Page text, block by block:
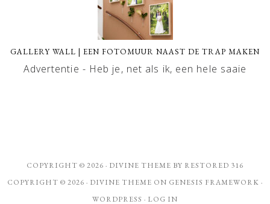
GALLERY WALL | EEN FOTOMUUR NAAST DE TRAP MAKEN
Advertentie - Heb je, net als ik, een hele saaie
COPYRIGHT © 2026 · DIVINE THEME BY RESTORED 316
COPYRIGHT © 2026 · DIVINE THEME ON GENESIS FRAMEWORK ·
WORDPRESS · LOG IN